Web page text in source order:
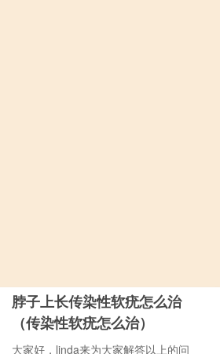
脖子上长传染性软疣怎么治
（传染性软疣怎么治）
大家好，linda来为大家解答以上的问